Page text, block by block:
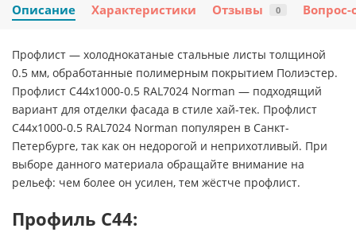
Описание Характеристики Отзывы 0 Вопрос-
Профлист — холоднокатаные стальные листы толщиной
0.5 мм, обработанные полимерным покрытием Полиэстер.
Профлист С44х1000-0.5 RAL7024 Norman — подходящий
вариант для отделки фасада в стиле хай-тек. Профлист
С44х1000-0.5 RAL7024 Norman популярен в Санкт-
Петербурге, так как он недорогой и неприхотливый. При
выборе данного материала обращайте внимание на
рельеф: чем более он усилен, тем жёстче профлист.
Профиль С44: